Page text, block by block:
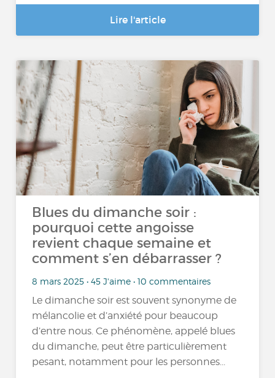
Lire l'article
Blues du dimanche soir :
pourquoi cette angoisse
revient chaque semaine et
comment s’en débarrasser ?
8 mars 2025 • 45 J'aime • 10 commentaires
Le dimanche soir est souvent synonyme de
mélancolie et d’anxiété pour beaucoup
d’entre nous. Ce phénomène, appelé blues
du dimanche, peut être particulièrement
pesant, notamment pour les personnes...